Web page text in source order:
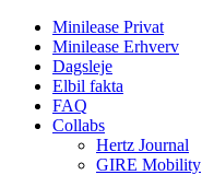
Minilease Privat
Minilease Erhverv
Dagsleje
Elbil fakta
FAQ
Collabs
Hertz Journal
GIRE Mobility